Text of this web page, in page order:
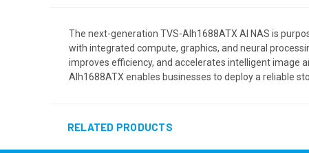
The next-generation TVS-AIh1688ATX AI NAS is
with integrated compute, graphics, and neural
improves efficiency, and accelerates intelligent image
AIh1688ATX enables businesses to deploy a reliable
RELATED PRODUCTS